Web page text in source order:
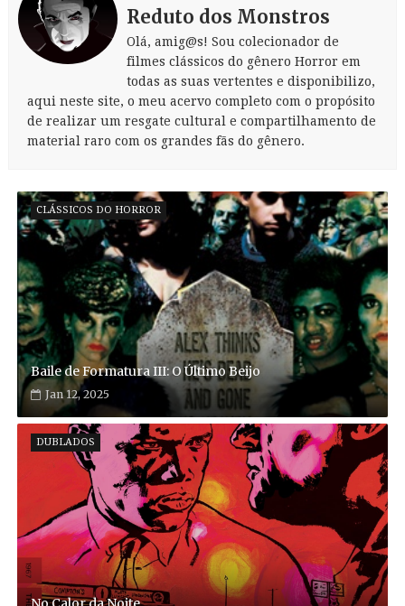
Reduto dos Monstros
Olá, amig@s! Sou colecionador de
filmes clássicos do gênero Horror em
todas as suas vertentes e disponibilizo,
aqui neste site, o meu acervo completo com o propósito
de realizar um resgate cultural e compartilhamento de
material raro com os grandes fãs do gênero.
CLÁSSICOS DO HORROR
Baile de Formatura III: O Último Beijo
Jan 12, 2025
DUBLADOS